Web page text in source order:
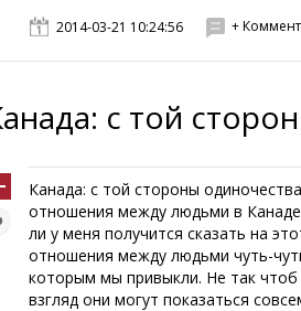
2014-03-21 10:24:56 +
с той
Канада: с той стороны
отношения между людьми в
ли у меня получится сказать на
отношения между людьми чуть-
которым мы привыкли. Не так
взгляд они могут показаться